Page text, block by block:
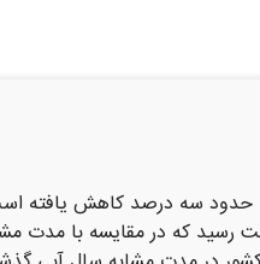
حدود سه درصد كاهش یافته
91) تاكنون،17 ميليارد و 770 ميليون مترمکعب به ثبت رسید که در